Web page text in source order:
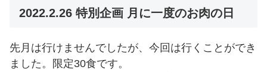
2022.2.26 特別企画 月に一度のお肉の日
先月は行けませんでしたが、今回は行くことができ
ました。限定30食です。